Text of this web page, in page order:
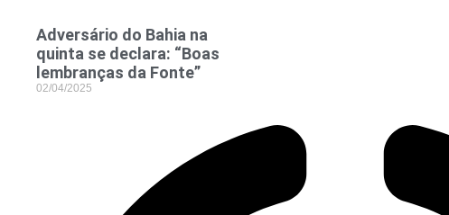
Adversário do Bahia na
quinta se declara: “Boas
lembranças da Fonte”
02/04/2025